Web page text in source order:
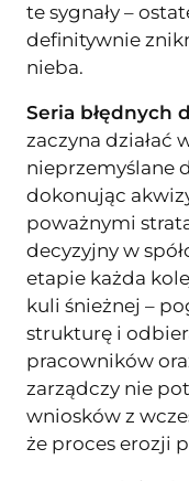
te sygnały –
definitywnie
nieba.
Seria błędnych
zaczyna działać
nieprzemyślane
dokonując
poważnymi
decyzyjny w
etapie każda
kuli śnieżnej –
strukturę i
pracowników
zarządczy nie
wniosków z
że proces erozji